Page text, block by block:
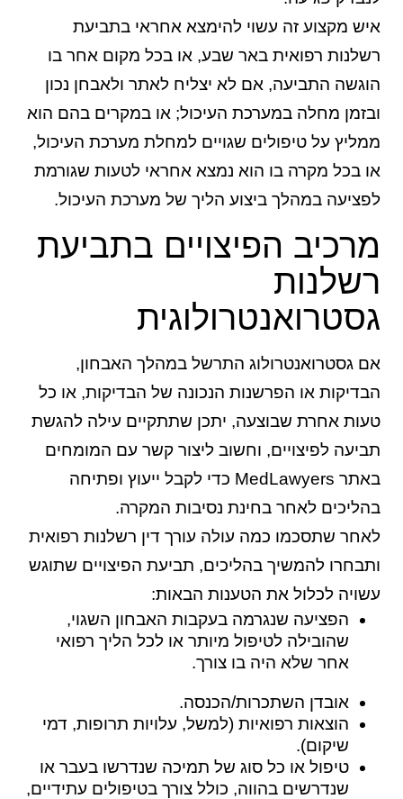
איש מקצוע זה עשוי להימצא אחראי בתביעת
רשלנות רפואית באר שבע, או בכל מקום אחר בו
הוגשה התביעה, אם לא יצליח לאתר ולאבחן נכון
ובזמן מחלה במערכת העיכול; או במקרים בהם הוא
ממליץ על טיפולים שגויים למחלת מערכת העיכול,
או בכל מקרה בו הוא נמצא אחראי לטעות שגורמת
לפציעה במהלך ביצוע הליך של מערכת העיכול.
מרכיב הפיצויים בתביעת
רשלנות
גסטרואנטרולוגית
אם גסטרואנטרולוג התרשל במהלך האבחון,
הבדיקות או הפרשנות הנכונה של הבדיקות, או כל
טעות אחרת שבוצעה, יתכן שתתקיים עילה להגשת
תביעה לפיצויים, וחשוב ליצור קשר עם המומחים
באתר MedLawyers כדי לקבל ייעוץ ופתיחה
בהליכים לאחר בחינת נסיבות המקרה.
לאחר שתסכמו כמה עולה עורך דין רשלנות רפואית
ותבחרו להמשיך בהליכים, תביעת הפיצויים שתוגש
עשויה לכלול את הטענות הבאות:
הפציעה שנגרמה בעקבות האבחון השגוי,
שהובילה לטיפול מיותר או לכל הליך רפואי
אחר שלא היה בו צורך.
אובדן השתכרות/הכנסה.
הוצאות רפואיות (למשל, עלויות תרופות, דמי
שיקום).
טיפול או כל סוג של תמיכה שנדרשו בעבר או
שנדרשים בהווה, כולל צורך בטיפולים עתידיים,